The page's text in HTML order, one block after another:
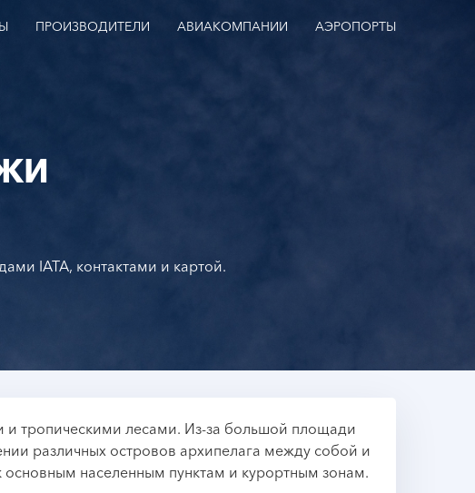
ПРОИЗВОДИТЕЛИ АВИАКОМПАНИИ АЭРОПОРТЫ
IATA, контактами и картой.
тропическими лесами. Из-за большой площади
различных островов архипелага между собой и
населенным пунктам и курортным зонам.